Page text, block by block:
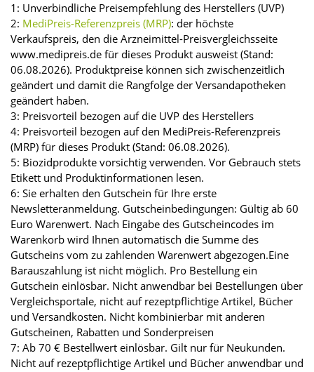
1: Unverbindliche Preisempfehlung des Herstellers (UVP)
2: MediPreis-Referenzpreis (MRP): der höchste
Verkaufspreis, den die Arzneimittel-Preisvergleichsseite
www.medipreis.de für dieses Produkt ausweist (Stand:
06.08.2026). Produktpreise können sich zwischenzeitlich
geändert und damit die Rangfolge der Versandapotheken
geändert haben.
3: Preisvorteil bezogen auf die UVP des Herstellers
4: Preisvorteil bezogen auf den MediPreis-Referenzpreis
(MRP) für dieses Produkt (Stand: 06.08.2026).
5: Biozidprodukte vorsichtig verwenden. Vor Gebrauch stets
Etikett und Produktinformationen lesen.
6: Sie erhalten den Gutschein für Ihre erste
Newsletteranmeldung. Gutscheinbedingungen: Gültig ab 60
Euro Warenwert. Nach Eingabe des Gutscheincodes im
Warenkorb wird Ihnen automatisch die Summe des
Gutscheins vom zu zahlenden Warenwert abgezogen.Eine
Barauszahlung ist nicht möglich. Pro Bestellung ein
Gutschein einlösbar. Nicht anwendbar bei Bestellungen über
Vergleichsportale, nicht auf rezeptpflichtige Artikel, Bücher
und Versandkosten. Nicht kombinierbar mit anderen
Gutscheinen, Rabatten und Sonderpreisen
7: Ab 70 € Bestellwert einlösbar. Gilt nur für Neukunden.
Nicht auf rezeptpflichtige Artikel und Bücher anwendbar und